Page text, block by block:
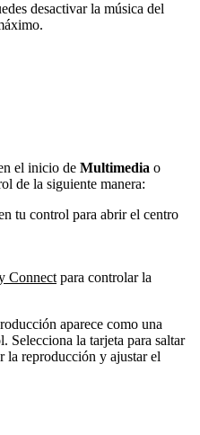
desactivar la música del
el inicio de Multimedia o
de la siguiente manera:
tu control para abrir el centro
Connectpara controlar la
aparece como una
Selecciona la tarjeta para saltar
la reproducción y ajustar el